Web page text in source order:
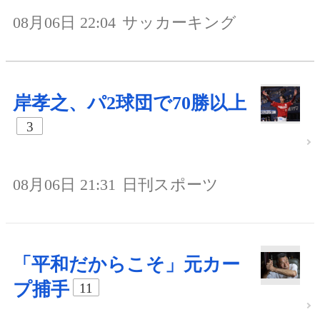
08月06日 22:04 サッカーキング
岸孝之、パ2球団で70勝以上
3
08月06日 21:31 日刊スポーツ
「平和だからこそ」元カー
プ捕手
11